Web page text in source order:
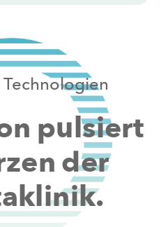
können
variieren.
die
der ärztlichen
sind,
behandelt und
Allerdings
für nicht
in der
Zeit zu
Technologien
pulsiert
der